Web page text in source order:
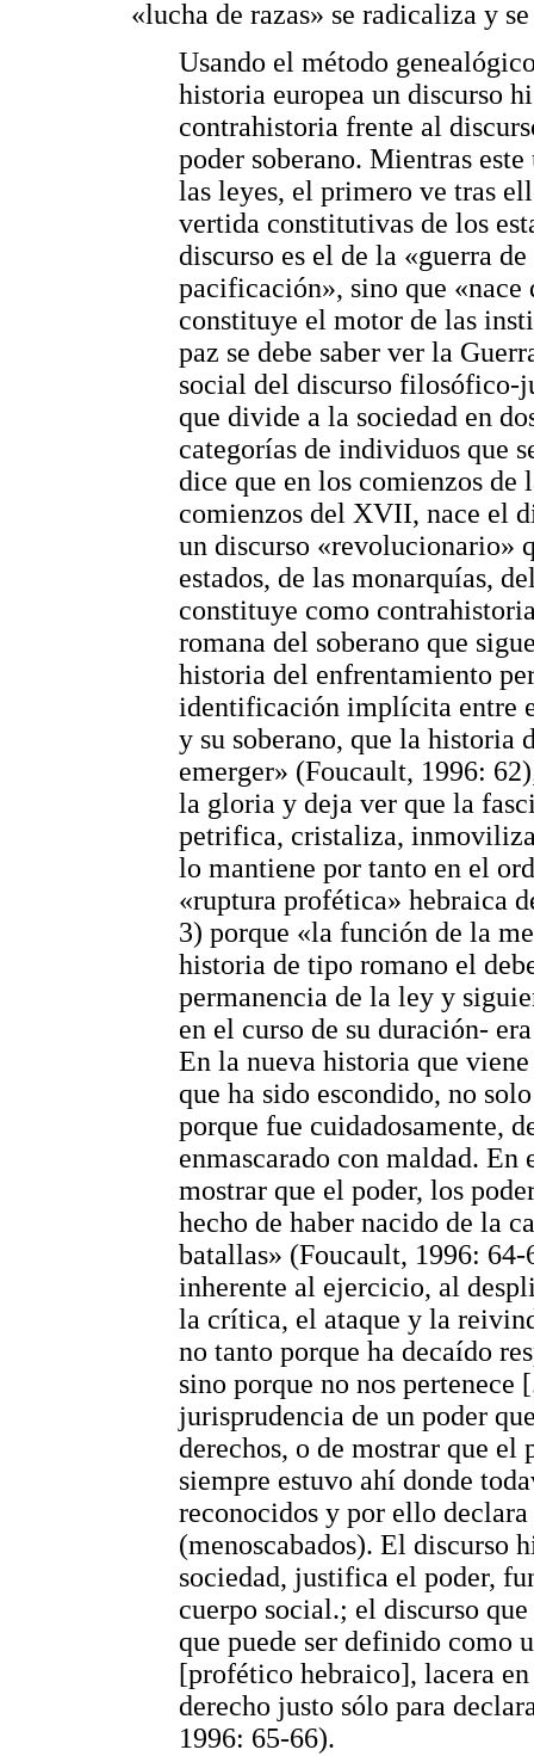
«lucha de razas» se radicaliza y
Usando el método
historia europea un discurso
contrahistoria frente al
poder soberano. Mientras
las leyes, el primero ve tras
vertida constitutivas de los
discurso es el de la «guerra
pacificación», sino que «nace
constituye el motor de las
paz se debe saber ver la
social del discurso filosófico-
que divide a la sociedad en
categorías de individuos que
dice que en los comienzos
comienzos del XVII, nace el
un discurso «revolucionario»
estados, de las monarquías,
constituye como
romana del soberano que
historia del enfrentamiento
identificación implícita entre
y su soberano, que la historia
emerger» (Foucault, 1996:
la gloria y deja ver que la
petrifica, cristaliza,
lo mantiene por tanto en el
«ruptura profética» hebraica
3) porque «la función de la
historia de tipo romano el
permanencia de la ley y
en el curso de su duración-
En la nueva historia que
que ha sido escondido, no
porque fue cuidadosamente,
enmascarado con maldad.
mostrar que el poder, los
hecho de haber nacido de la
batallas» (Foucault, 1996:
inherente al ejercicio, al
la crítica, el ataque y la
no tanto porque ha decaído
sino porque no nos pertenece
jurisprudencia de un poder
derechos, o de mostrar que el
siempre estuvo ahí donde
reconocidos y por ello
(menoscabados). El discurso
sociedad, justifica el poder,
cuerpo social.; el discurso
que puede ser definido como
[profético hebraico], lacera
derecho justo sólo para
1996: 65-66).